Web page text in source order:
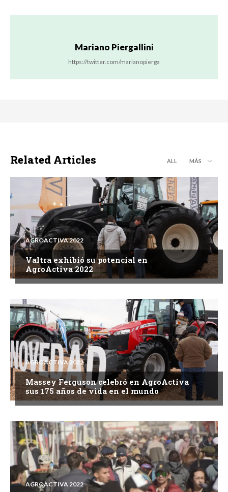
Mariano Piergallini
https://twitter.com/marianopierga
Related Articles ALL MÁS
AGROACTIVA 2022
Valtra exhibió su potencial en
AgroActiva 2022
AGROACTIVA 2022
Massey Ferguson celebró en AgroActiva
sus 175 años de vida en el mundo
AGROACTIVA 2022